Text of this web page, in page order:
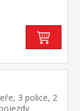
3 police, 2